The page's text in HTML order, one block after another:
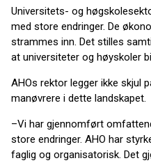
Universitets- og
med store endringer. De
strammes inn. Det stilles
at universiteter og høyskoler
AHOs rektor legger ikke skjul
manøvrere i dette landskapet.
–Vi har gjennomført
store endringer. AHO har
faglig og organisatorisk. Det